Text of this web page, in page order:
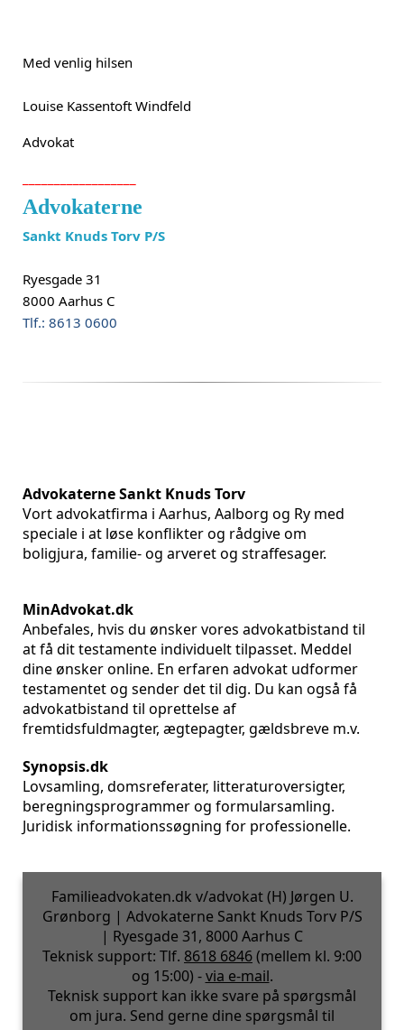
Med venlig hilsen
Louise Kassentoft Windfeld
Advokat
Advokaterne
Sankt Knuds Torv P/S
Ryesgade 31
8000 Aarhus C
Tlf.: 8613 0600
Advokaterne Sankt Knuds Torv
Vort advokatfirma i Aarhus, Aalborg og Ry med
speciale i at løse konflikter og rådgive om
boligjura, familie- og arveret og straffesager.
MinAdvokat.dk
Anbefales, hvis du ønsker vores advokatbistand til
at få dit testamente individuelt tilpasset. Meddel
dine ønsker online. En erfaren advokat udformer
testamentet og sender det til dig. Du kan også få
advokatbistand til oprettelse af
fremtidsfuldmagter, ægtepagter, gældsbreve m.v.
Synopsis.dk
Lovsamling, domsreferater, litteraturoversigter,
beregningsprogrammer og formularsamling.
Juridisk informationssøgning for professionelle.
Familieadvokaten.dk v/advokat (H) Jørgen U.
Grønborg | Advokaterne Sankt Knuds Torv P/S
| Ryesgade 31, 8000 Aarhus C
Teknisk support: Tlf. 8618 6846(mellem kl. 9:00
og 15:00) -via e-mail.
Teknisk support kan ikke svare på spørgsmål
om jura. Send gerne dine spørgsmål til